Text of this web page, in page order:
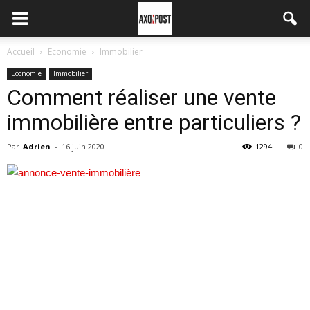
Accueil Economie Immobilier
Economie Immobilier
Comment réaliser une vente
immobilière entre particuliers ?
Par Adrien - 16 juin 2020 0
1294